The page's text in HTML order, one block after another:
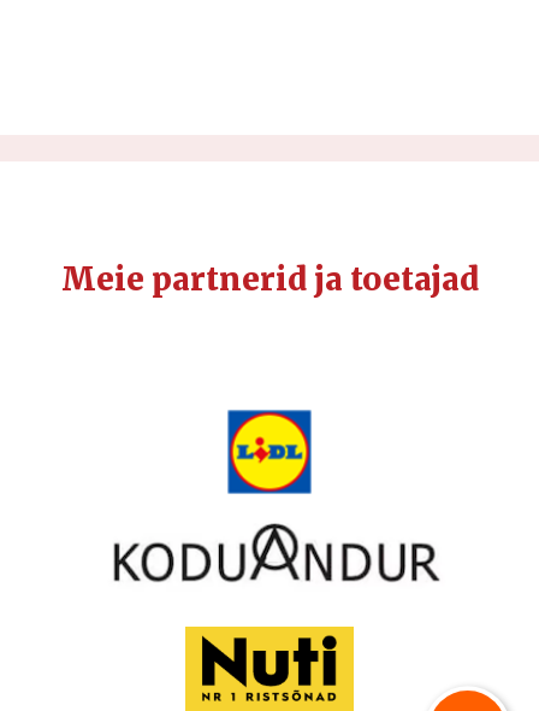
Meie partnerid ja toetajad